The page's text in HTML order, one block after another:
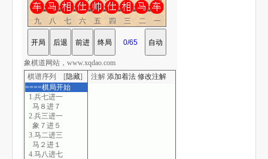
九八七六五四三二一
棋谱序列 [隐藏]
====棋局开始
1.兵七进一
马８进７
2.兵三进一
象７进５
3.马二进三
马２进１
4.马八进七
注解 添加着法 修改注解
象棋道网站，www.xqdao.com